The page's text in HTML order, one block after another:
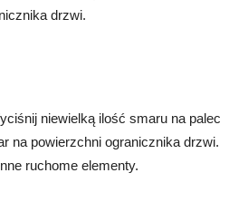
drzwi.
niewielką ilość smaru na palec
na powierzchni ogranicznika drzwi.
ruchome elementy.